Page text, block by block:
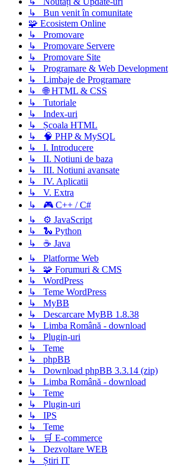
↳ Bun venit în comunitate
🧩 Ecosistem Online
↳ Promovare
↳ Promovare Servere
↳ Promovare Site
↳ Programare & Web Development
↳ Limbaje de Programare
↳ 🌐 HTML & CSS
↳ Tutoriale
↳ Index-uri
↳ Școala HTML
↳ 🧠 PHP & MySQL
↳ I. Introducere
↳ II. Notiuni de baza
↳ III. Notiuni avansate
↳ IV. Aplicatii
↳ V. Extra
↳ 🎮 C++ / C#
↳ ⚙️ JavaScript
↳ 🐍 Python
↳ ☕ Java
↳ Platforme Web
↳ 🧩 Forumuri & CMS
↳ WordPress
↳ Teme WordPress
↳ MyBB
↳ Descarcare MyBB 1.8.38
↳ Limba Română - download
↳ Plugin-uri
↳ Teme
↳ phpBB
↳ Download phpBB 3.3.14 (zip)
↳ Limba Română - download
↳ Teme
↳ Plugin-uri
↳ IPS
↳ Teme
↳ 🛒 E-commerce
↳ Dezvoltare WEB
↳ Știri IT